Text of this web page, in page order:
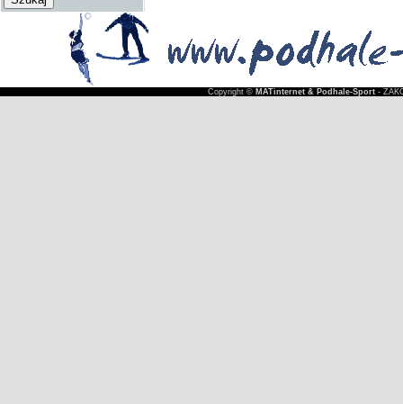
Copyright © MATinternet & Podhale-Sport-